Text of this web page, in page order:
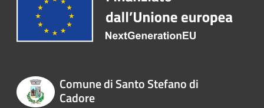
Comune di Santo Stefano di
Cadore